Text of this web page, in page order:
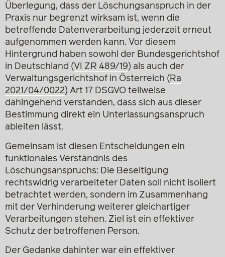
Überlegung, dass der Löschungsanspruch in der
Praxis nur begrenzt wirksam ist, wenn die
betreffende Datenverarbeitung jederzeit erneut
aufgenommen werden kann. Vor diesem
Hintergrund haben sowohl der Bundesgerichtshof
in Deutschland (VI ZR 489/19) als auch der
Verwaltungsgerichtshof in Österreich ( Ra
2021/04/0022) Art 17 DSGVO teilweise
dahingehend verstanden, dass sich aus dieser
Bestimmung direkt ein Unterlassungsanspruch
ableiten lässt.
Gemeinsam ist diesen Entscheidungen ein
funktionales Verständnis des
Löschungsanspruchs: Die Beseitigung
rechtswidrig verarbeiteter Daten soll nicht isoliert
betrachtet werden, sondern im Zusammenhang
mit der Verhinderung weiterer gleichartiger
Verarbeitungen stehen. Ziel ist ein effektiver
Schutz der betroffenen Person.
Der Gedanke dahinter war ein effektiver